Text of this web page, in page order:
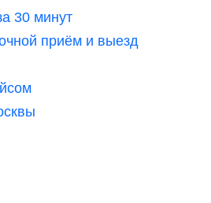
30 минут
приём и выезд